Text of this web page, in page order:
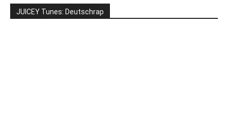
JUICEY Tunes: Deutschrap